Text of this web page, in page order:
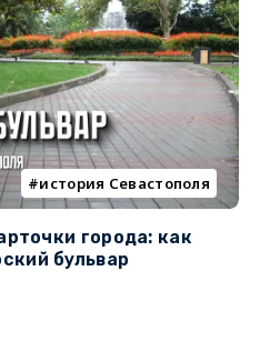
история Севастополя
города: как
бульвар